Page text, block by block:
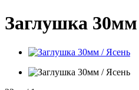
Заглушка